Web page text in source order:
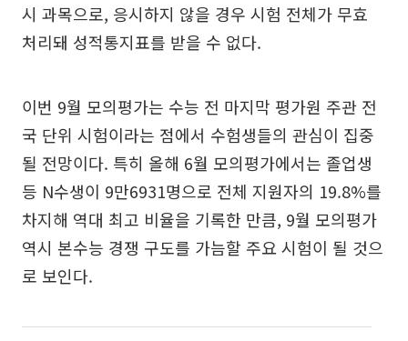
시 과목으로, 응시하지 않을 경우 시험 전체가 무효
처리돼 성적통지표를 받을 수 없다.
이번 9월 모의평가는 수능 전 마지막 평가원 주관 전
국 단위 시험이라는 점에서 수험생들의 관심이 집중
될 전망이다. 특히 올해 6월 모의평가에서는 졸업생
등 N수생이 9만6931명으로 전체 지원자의 19.8%를
차지해 역대 최고 비율을 기록한 만큼, 9월 모의평가
역시 본수능 경쟁 구도를 가늠할 주요 시험이 될 것으
로 보인다.